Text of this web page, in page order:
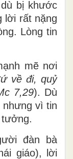
bị khước
lời rất nặng
Lòng tin
mẽ nơi
về đi, quỷ
7,29). Dù
vì tin
đàn bà
giáo), lời